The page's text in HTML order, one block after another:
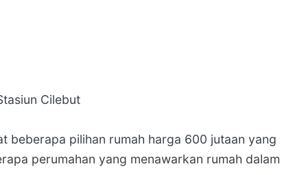
Cilebut
beberapa pilihan rumah harga 600 jutaan yang
perumahan yang menawarkan rumah dalam